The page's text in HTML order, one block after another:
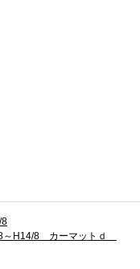
H14/8 カーマットｄ